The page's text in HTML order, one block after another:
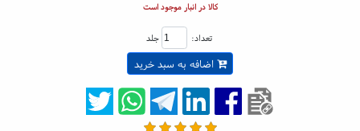
کالا در انبار موجود است
تعداد: جلد
اضافه به سبد خرید